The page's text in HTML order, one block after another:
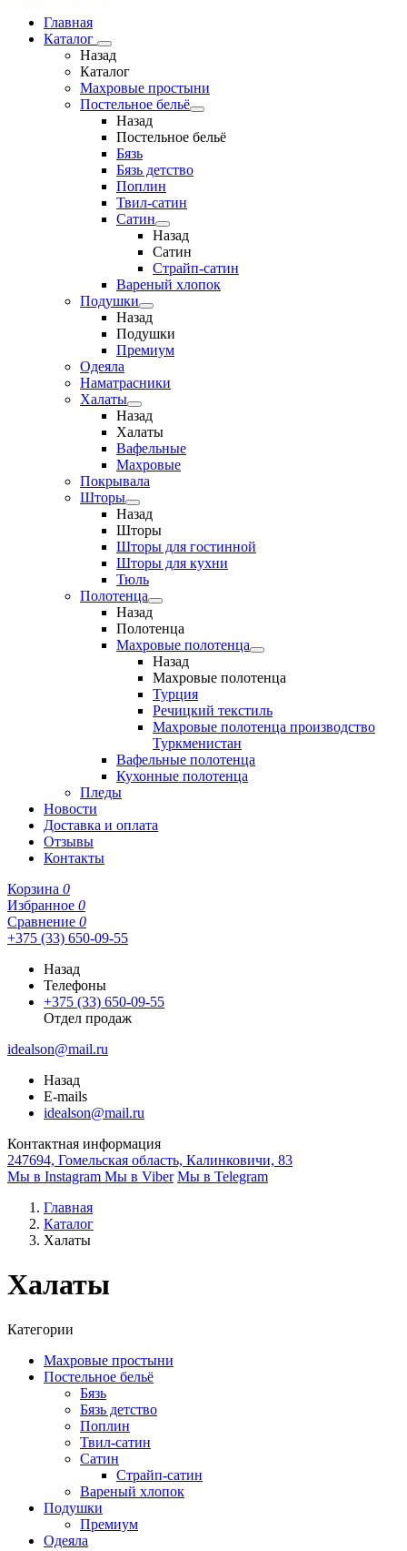
Главная
Каталог
Назад
Каталог
Махровые простыни
Постельное бельё
Назад
Постельное бельё
Бязь
Бязь детство
Поплин
Твил-сатин
Сатин
Назад
Сатин
Страйп-сатин
Вареный хлопок
Подушки
Назад
Подушки
Премиум
Одеяла
Наматрасники
Халаты
Назад
Халаты
Вафельные
Махровые
Покрывала
Шторы
Назад
Шторы
Шторы для гостинной
Шторы для кухни
Тюль
Полотенца
Назад
Полотенца
Махровые полотенца
Назад
Махровые полотенца
Турция
Речицкий текстиль
Махровые полотенца производство
Туркменистан
Вафельные полотенца
Кухонные полотенца
Пледы
Новости
Доставка и оплата
Отзывы
Контакты
Корзина 0
Избранное 0
Сравнение 0
+375 (33) 650-09-55
Назад
Телефоны
+375 (33) 650-09-55
Отдел продаж
idealson@mail.ru
Назад
E-mails
idealson@mail.ru
Контактная информация
247694, Гомельская область, Калинковичи, 83
Мы в Instagram Мы в Viber Мы в Telegram
Главная
Каталог
Халаты
Халаты
Категории
Махровые простыни
Постельное бельё
Бязь
Бязь детство
Поплин
Твил-сатин
Сатин
Страйп-сатин
Вареный хлопок
Подушки
Премиум
Одеяла